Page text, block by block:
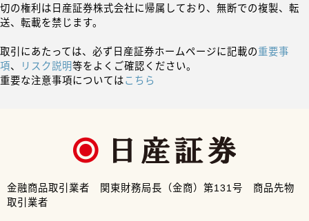
切の権利は日産証券株式会社に帰属しており、無断での複製、転
送、転載を禁じます。
取引にあたっては、必ず日産証券ホームページに記載の重要事
項、 リスク説明等をよくご確認ください。
重要な注意事項についてはこちら
金融商品取引業者 関東財務局長（金商）第131号 商品先物
取引業者